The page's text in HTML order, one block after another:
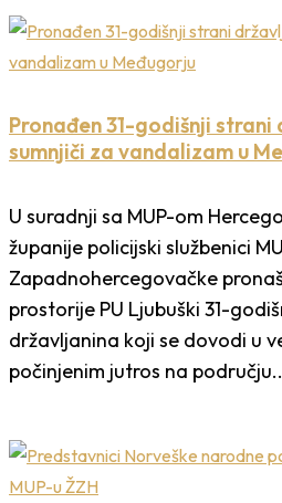
Pronađen 31-godišnji
sumnjiči za vandalizam u
U suradnji sa MUP-om
županije policijski službenici
Zapadnohercegovačke
prostorije PU Ljubuški 31-
državljanina koji se dovodi u
počinjenim jutros na